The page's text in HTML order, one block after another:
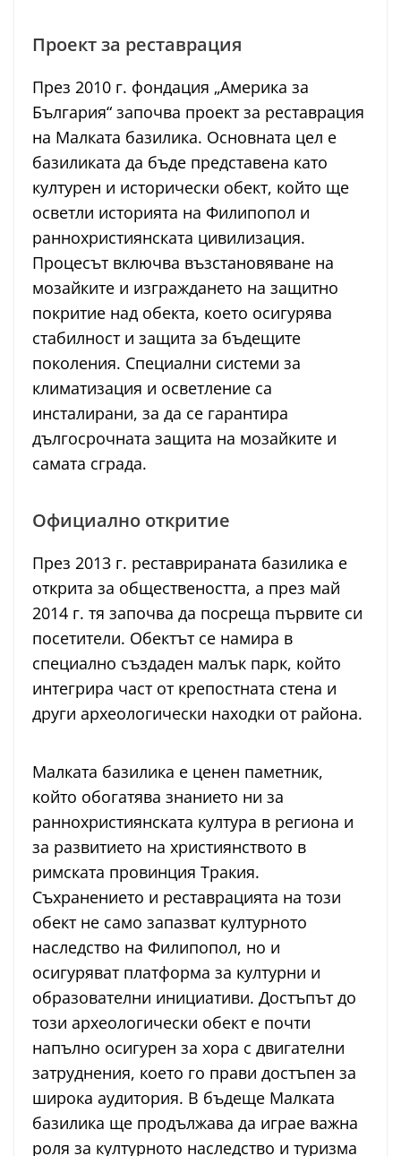
Проект за реставрация
През 2010 г. фондация „Америка за
България“ започва проект за реставрация
на Малката базилика. Основната цел е
базиликата да бъде представена като
културен и исторически обект, който ще
осветли историята на Филипопол и
раннохристиянската цивилизация.
Процесът включва възстановяване на
мозайките и изграждането на защитно
покритие над обекта, което осигурява
стабилност и защита за бъдещите
поколения. Специални системи за
климатизация и осветление са
инсталирани, за да се гарантира
дългосрочната защита на мозайките и
самата сграда.
Официално откритие
През 2013 г. реставрираната базилика е
открита за обществеността, а през май
2014 г. тя започва да посреща първите си
посетители. Обектът се намира в
специално създаден малък парк, който
интегрира част от крепостната стена и
други археологически находки от района.
Малката базилика е ценен паметник,
който обогатява знанието ни за
раннохристиянската култура в региона и
за развитието на християнството в
римската провинция Тракия.
Съхранението и реставрацията на този
обект не само запазват културното
наследство на Филипопол, но и
осигуряват платформа за културни и
образователни инициативи. Достъпът до
този археологически обект е почти
напълно осигурен за хора с двигателни
затруднения, което го прави достъпен за
широка аудитория. В бъдеще Малката
базилика ще продължава да играе важна
роля за културното наследство и туризма